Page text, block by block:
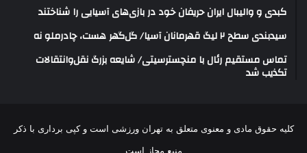
کبدی و والیبال ایران حریفان خود در بازی‌های آسیایی را شناختند
سیدبندی سطح ۲ لیگ قهرمانان آسیا/ گل‌گهر هست، چادرملو نه
تماس مستقیم رئال با منچسترسیتی/ شایعه بزرگ نقل‌وانتقالات
تکذیب شد
کلیه حقوق مادی و معنوی متعلق به تهران ورزشی است و کپی برداری با ذکر
منبع مجاز است